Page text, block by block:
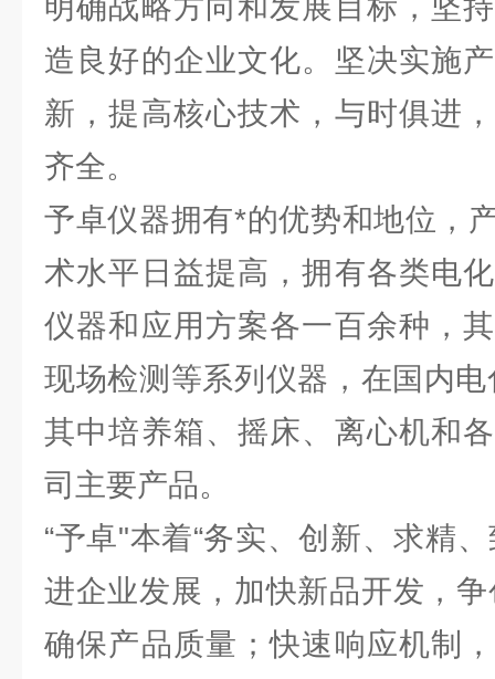
明确战略方向和发展目标，坚
造良好的企业文化。坚决实施
新，提高核心技术，与时俱进
齐全。
予卓仪器拥有*的优势和地位，
术水平日益提高，拥有各类电
仪器和应用方案各一百余种，
现场检测等系列仪器，在国内
其中培养箱、摇床、离心机和
司主要产品。
“予卓"本着“务实、创新、求精
进企业发展，加快新品开发，
确保产品质量；快速响应机制